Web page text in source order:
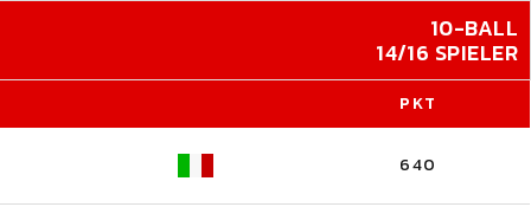
10-BALL
14/16 SPIELER
PKT
640